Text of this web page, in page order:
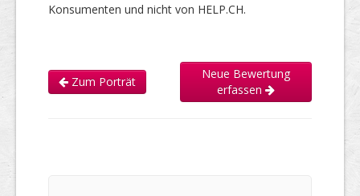
Konsumenten und nicht von HELP.CH.
Zum Porträt
Neue Bewertung
erfassen